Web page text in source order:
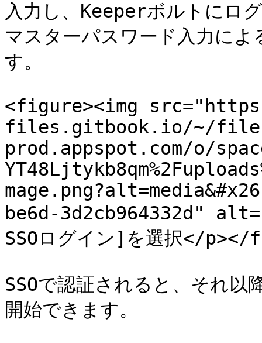
入力し、Keeperボルトにロ
マスターパスワード入力に
す。
<figure><img
files.gitbook.io/~/
prod.appspot.com/o/
be6d-3d2cb964332d"
SSOログイン]を選択</
SSOで認証されると、それ以
開始できます。